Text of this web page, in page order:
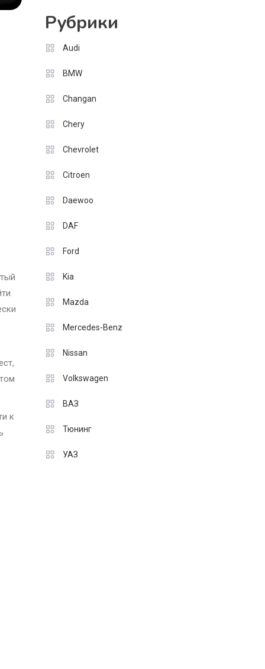
к
Рубрики
Audi
BMW
Changan
Chery
Chevrolet
Citroen
Daewoo
DAF
Ford
Kia
Mazda
Mercedes-Benz
Nissan
Volkswagen
ВАЗ
Тюнинг
УАЗ